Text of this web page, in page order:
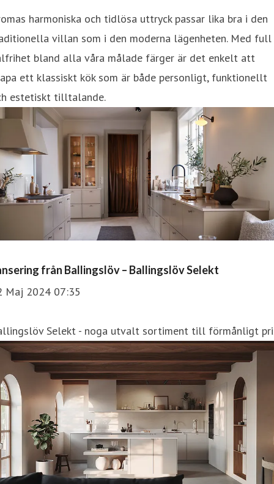
harmoniska och tidlösa uttryck passar lika bra i den
villan som i den moderna lägenheten. Med full
bland alla våra målade färger är det enkelt att
ett klassiskt kök som är både personligt, funktionellt
estetiskt tilltalande.
från Ballingslöv – Ballingslöv Selekt
Maj 2024 07:35
Selekt - noga utvalt sortiment till förmånligt